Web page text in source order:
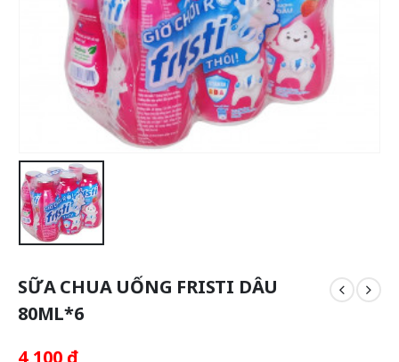
SỮA CHUA UỐNG FRISTI DÂU
80ML*6